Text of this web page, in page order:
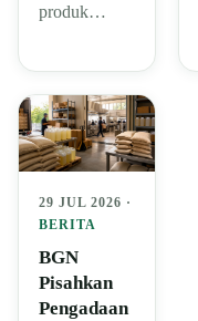
produk…
29 JUL 2026 ·
BERITA
BGN
Pisahkan
Pengadaan